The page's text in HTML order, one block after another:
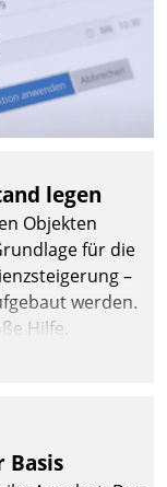
legen
Objekten
für die
–
werden.
Hilfe.
Basis